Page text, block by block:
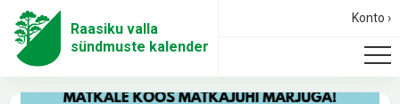
Raasiku valla
sündmuste kalender
Konto ›